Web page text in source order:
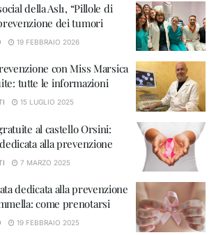
della Asl1, “Pillole di
dei tumori
19 FEBBRAIO 2026
con Miss Marsica
tutte le informazioni
15 LUGLIO 2025
al castello Orsini:
alla prevenzione
7 MARZO 2025
dedicata alla prevenzione
come prenotarsi
19 FEBBRAIO 2025